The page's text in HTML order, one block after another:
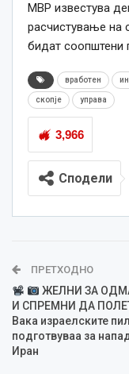
МВР известува
расчистување на
бидат соопштени
вработен
скопје управа
3,966
Сподели
ПРЕТХОДНО
ЖЕЛНИ ЗА
И СПРЕМНИ ДА
Вака израелските
подготвуваа за
Иран